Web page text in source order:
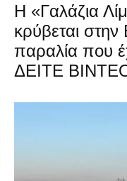
Η «Γαλάζια
κρύβεται
παραλία που
ΔΕΙΤΕ